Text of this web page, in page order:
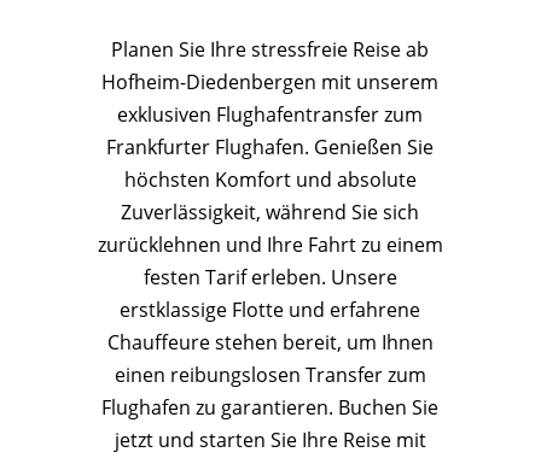
Planen Sie Ihre stressfreie Reise ab
Hofheim-Diedenbergen mit unserem
exklusiven Flughafentransfer zum
Frankfurter Flughafen. Genießen Sie
höchsten Komfort und absolute
Zuverlässigkeit, während Sie sich
zurücklehnen und Ihre Fahrt zu einem
festen Tarif erleben. Unsere
erstklassige Flotte und erfahrene
Chauffeure stehen bereit, um Ihnen
einen reibungslosen Transfer zum
Flughafen zu garantieren. Buchen Sie
jetzt und starten Sie Ihre Reise mit